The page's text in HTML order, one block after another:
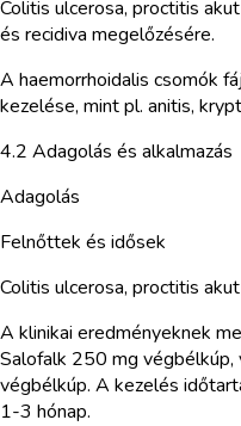
Colitis ulcerosa, proctitis
és recidiva megelőzésére.
A haemorrhoidalis csomók
kezelése, mint pl. anitis,
4.2 Adagolás és alkalmazás
Adagolás
Felnőttek és idősek
Colitis ulcerosa, proctitis
A klinikai eredményeknek
Salofalk 250 mg
végbélkúp. A kezelés
1-3 hónap.